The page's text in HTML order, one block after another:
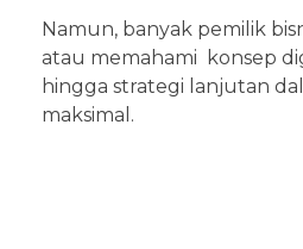
Namun, banyak pemilik
atau memahami konsep
hingga strategi lanjutan
maksimal.